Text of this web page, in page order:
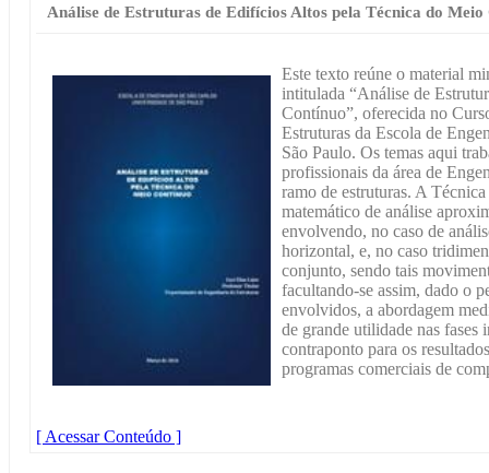
Análise de Estruturas de Edifícios Altos pela Técnica do Meio
Este texto reúne o material
intitulada “Análise de
Contínuo”, oferecida no
Estruturas da Escola de
São Paulo. Os temas aqui
profissionais da área de
ramo de estruturas. A
matemático de análise
envolvendo, no caso de
horizontal, e, no caso
conjunto, sendo tais
facultando-se assim, dado o
envolvidos, a abordagem
de grande utilidade nas
contraponto para os
programas comerciais de
[ Acessar Conteúdo ]